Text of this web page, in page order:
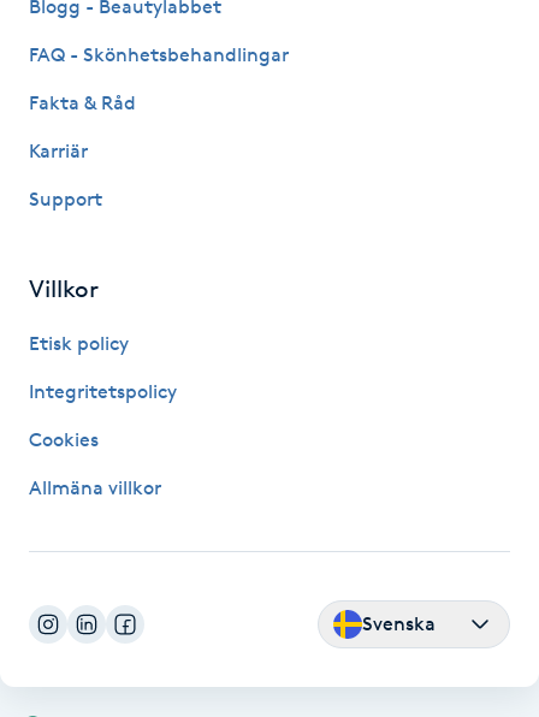
Kärlbehandling
Laserbehandling
LPG-behandling
Lymfmassage
Läpptatuering
Blogg - Beautylabbet
FAQ - Skönhetsbehandlingar
Fakta & Råd
Karriär
Support
Villkor
Etisk policy
Integritetspolicy
Cookies
Allmäna villkor
Svenska